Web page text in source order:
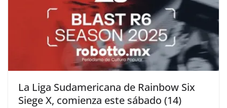
La Liga Sudamericana de Rainbow Six
Siege X, comienza este sábado (14)